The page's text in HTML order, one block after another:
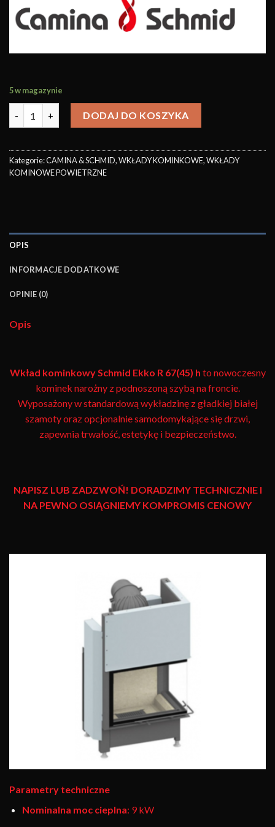
5 w magazynie
DODAJ DO KOSZYKA
Kategorie:CAMINA & SCHMID,WKŁADY KOMINKOWE,WKŁADY
KOMINOWE POWIETRZNE
OPIS
INFORMACJE DODATKOWE
OPINIE (0)
Opis
Wkład kominkowy Schmid Ekko R 67(45) h to nowoczesny
kominek narożny z podnoszoną szybą na froncie.
Wyposażony w standardową wykładzinę z gładkiej białej
szamoty oraz opcjonalnie samodomykające się drzwi,
zapewnia trwałość, estetykę i bezpieczeństwo.
NAPISZ LUB ZADZWOŃ! DORADZIMY TECHNICZNIE I
NA PEWNO OSIĄGNIEMY KOMPROMIS CENOWY
Parametry techniczne
Nominalna moc cieplna: 9 kW